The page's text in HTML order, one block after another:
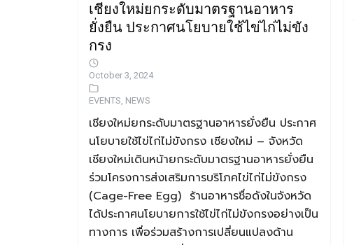
เชียงใหม่ยกระดับมาตรฐานอาหาร
ยั่งยืน ประกาศนโยบายใช้ไข่ไก่ไม่ขัง
กรง
October 3, 2024
EVENTS, NEWS
เชียงใหม่ยกระดับมาตรฐานอาหารยั่งยืน ประกาศ
นโยบายใช้ไข่ไก่ไม่ขังกรง เชียงใหม่ – จังหวัด
เชียงใหม่เดินหน้ายกระดับมาตรฐานอาหารยั่งยืน
ร่วมโครงการส่งเสริมการบริโภคไข่ไก่ไม่ขังกรง
(Cage-Free Egg) ร้านอาหารชื่อดังในจังหวัด
ได้ประกาศนโยบายการใช้ไข่ไก่ไม่ขังกรงอย่างเป็น
ทางการ เพื่อร่วมสร้างการเปลี่ยนแปลงด้าน